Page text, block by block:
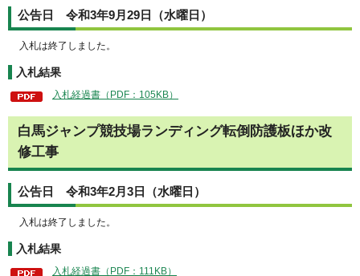
公告日 令和3年9月29日（水曜日）
入札は終了しました。
入札結果
入札経過書（PDF：105KB）
白馬ジャンプ競技場ランディング転倒防護板ほか改
修工事
公告日 令和3年2月3日（水曜日）
入札は終了しました。
入札結果
入札経過書（PDF：111KB）